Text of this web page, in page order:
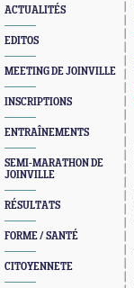
ACTUALITÉS
EDITOS
MEETING DE JOINVILLE
INSCRIPTIONS
ENTRAÎNEMENTS
SEMI-MARATHON DE
JOINVILLE
RÉSULTATS
FORME / SANTÉ
CITOYENNETE